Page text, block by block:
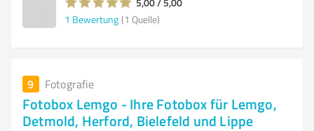
1 Bewertung (1 Quelle)
9 Fotografie
Fotobox Lemgo - Ihre Fotobox für Lemgo,
Detmold, Herford, Bielefeld und Lippe